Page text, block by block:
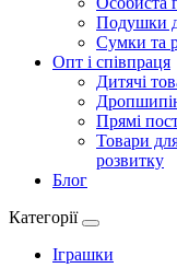
Подушки
Сумки та
Опт і співпраця
Дитячі
Прямі
Товари
розвитку
Блог
Категорії
Іграшки